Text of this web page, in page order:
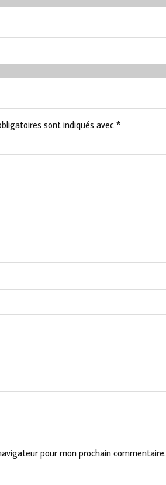
sont indiqués avec *
pour mon prochain commentaire.